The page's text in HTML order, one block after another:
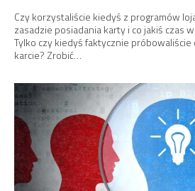
Czy korzystaliście kiedyś z programów
zasadzie posiadania karty i co jakiś czas
Tylko czy kiedyś faktycznie próbowaliście
karcie? Zrobić…